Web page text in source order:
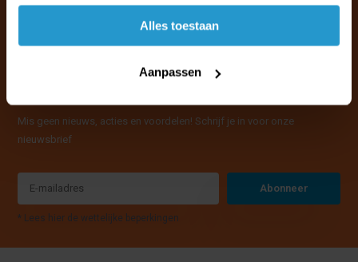
accepteren.
Alles toestaan
Aanpassen
Mis geen nieuws, acties en voordelen! Schrijf je in voor onze
nieuwsbrief
Abonneer
* Lees hier de wettelijke beperkingen